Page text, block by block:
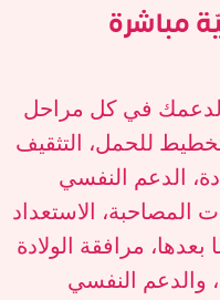
مباشرة
لدعمك في كل مراحل
للحمل، التثقيف
الدعم النفسي
المصاحبة، الاستعداد
مرافقة الولادة
والدعم النفسي